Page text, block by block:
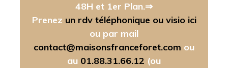
48H et 1er Plan.⇒
Prenez un rdv téléphonique ou visio ici
ou par mail
contact@maisonsfranceforet.com ou
au 01.88.31.66.12 (ou